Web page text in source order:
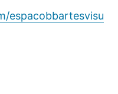
espacobbartesvisu